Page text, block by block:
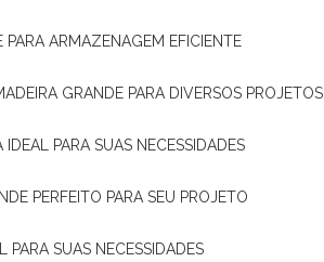
PARA ARMAZENAGEM EFICIENTE
GRANDE PARA DIVERSOS PROJETOS
PARA SUAS NECESSIDADES
PERFEITO PARA SEU PROJETO
PARA SUAS NECESSIDADES